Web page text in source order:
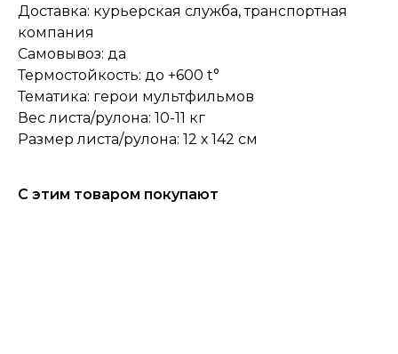
Доставка: курьерская служба, транспортная
компания
Самовывоз: да
Термостойкость: до +600 t°
Тематика: герои мультфильмов
Вес листа/рулона: 10-11 кг
Размер листа/рулона: 12 х 142 см
С этим товаром покупают